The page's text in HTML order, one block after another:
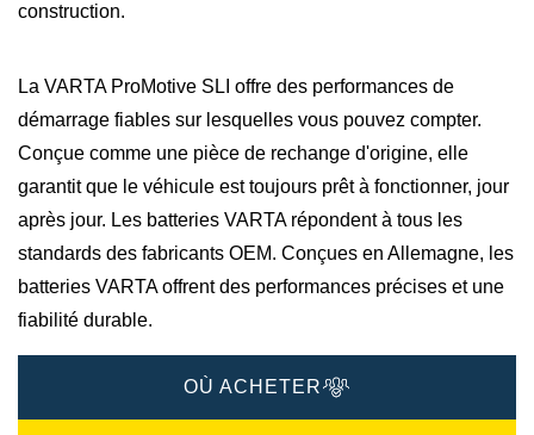
construction.
La VARTA ProMotive SLI offre des performances de
démarrage fiables sur lesquelles vous pouvez compter.
Conçue comme une pièce de rechange d'origine, elle
garantit que le véhicule est toujours prêt à fonctionner, jour
après jour. Les batteries VARTA répondent à tous les
standards des fabricants OEM. Conçues en Allemagne, les
batteries VARTA offrent des performances précises et une
fiabilité durable.
OÙ ACHETER